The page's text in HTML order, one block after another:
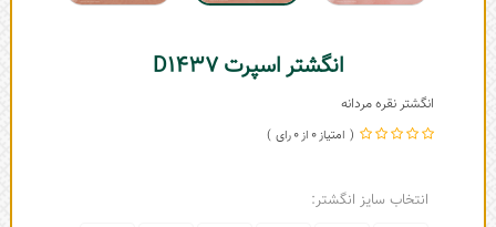
انگشتر اسپرت D1437
انگشتر نقره مردانه
0
0
انتخاب سایز انگشتر: